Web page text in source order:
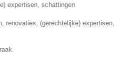
expertisen, schattingen
renovaties, (gerechtelijke) expertisen,